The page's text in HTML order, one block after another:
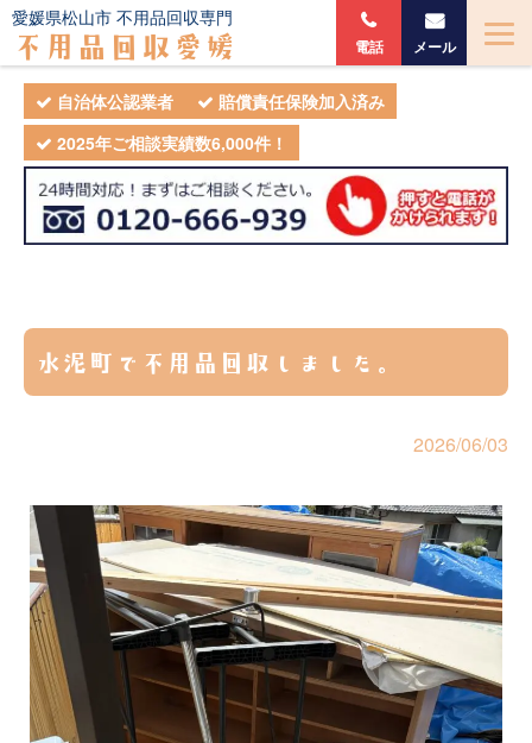
自治体公認業者
賠償責任保険加入済み
2025年ご相談実績数6,000件！
愛媛県松山市 不用品回収専門
不用品回収愛媛 電話 メール
水泥町で不用品回収しました。
2026/06/03